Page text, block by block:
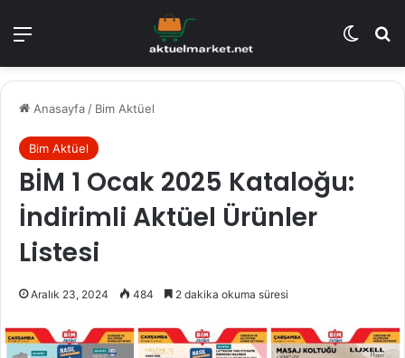
Dış
Anasayfa / Bim Aktüel
Bim Aktüel
BİM 1 Ocak 2025 Kataloğu:
İndirimli Aktüel Ürünler
Listesi
Aralık 23, 2024 484 2 dakika okuma süresi